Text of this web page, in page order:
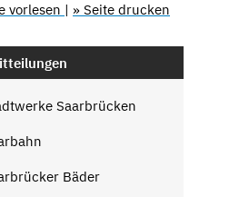
vorlesen | » Seite drucken
Saarbrücken
Bäder